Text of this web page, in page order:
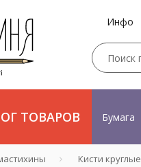
Инфо
ТОВАРОВ Бумага
Кисти круглые